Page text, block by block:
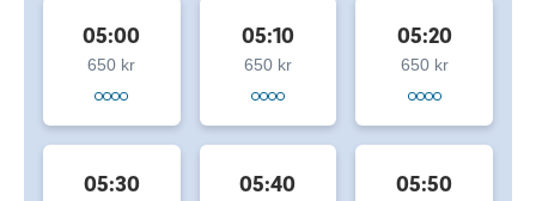
05:00
650 kr
05:10
650 kr
05:20
650 kr
05:30 05:40 05:50